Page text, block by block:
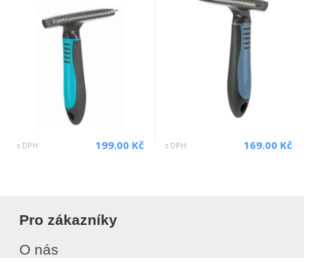
s DPH 199.00 Kč s DPH 169.00 Kč
Pro zákazníky
O nás